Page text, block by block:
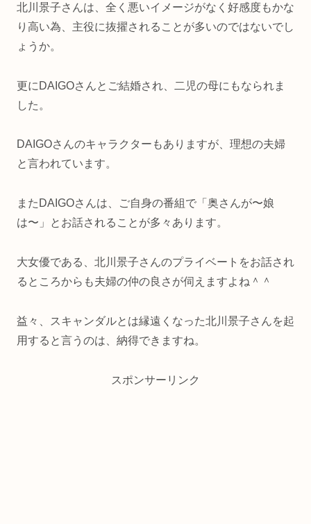
北川景子さんは、全く悪いイメージがなく好感度もかな
り高い為、主役に抜擢されることが多いのではないでし
ょうか。
更にDAIGOさんとご結婚され、二児の母にもなられま
した。
DAIGOさんのキャラクターもありますが、理想の夫婦
と言われています。
またDAIGOさんは、ご自身の番組で「奥さんが〜娘
は〜」とお話されることが多々あります。
大女優である、北川景子さんのプライベートをお話され
るところからも夫婦の仲の良さが伺えますよね＾＾
益々、スキャンダルとは縁遠くなった北川景子さんを起
用すると言うのは、納得できますね。
スポンサーリンク